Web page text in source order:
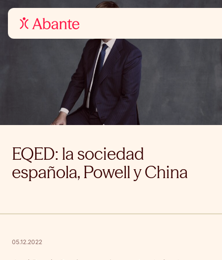
EQED: la sociedad
española, Powell y China
05.12.2022